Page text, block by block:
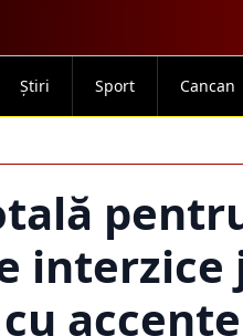
Știri Sport Cancan
cu